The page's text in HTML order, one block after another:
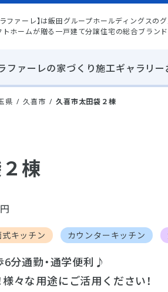
ラファーレ】は飯田グループホールディングスの
トホームが贈る一戸建て分譲住宅の総合ブラン
ファーレの家づくり施工ギャラリー
県 久喜市 久喜市太田袋２棟
棟
キッチン カウンターキッチン
6分通勤・通学便利♪
々な用途にご活用ください！